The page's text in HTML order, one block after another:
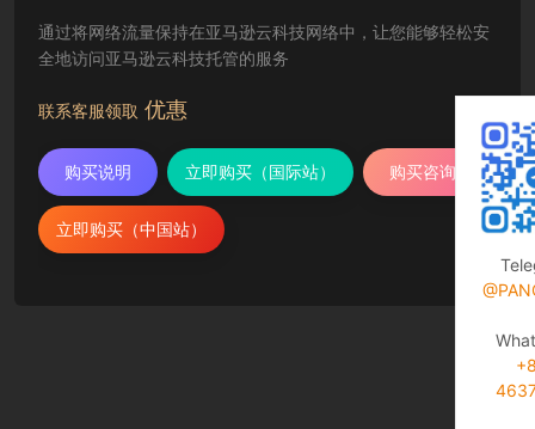
通过将网络流量保持在亚马逊云科技网络中，让您能够轻松安
全地访问亚马逊云科技托管的服务
联系客服领取 优惠
购买说明 立即购买（国际站） 购买咨询
立即购买（中国站）